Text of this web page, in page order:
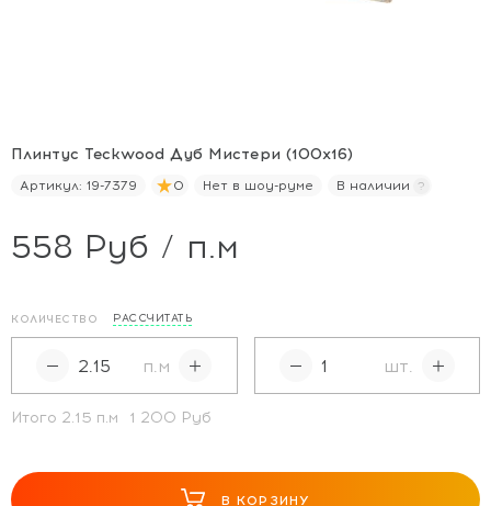
Плинтус Teckwood Дуб Мистери (100х16)
Артикул: 19-7379 0 Нет в шоу-руме В наличии
558 Руб / п.м
КОЛИЧЕСТВО РАССЧИТАТЬ
п.м шт.
Итого 2.15 п.м 1 200 Руб
В КОРЗИНУ